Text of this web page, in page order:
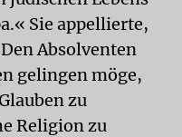
Sie appellierte,
Absolventen
gelingen möge,
zu
Religion zu